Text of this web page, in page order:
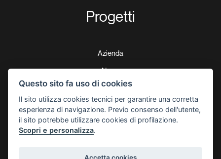
Progetti
Azienda
News
Download
Certificazioni
Garanzia di 5 anni
Questo sito fa uso di cookies
Il sito utilizza cookies tecnici per garantire una corretta
esperienza di navigazione. Previo consenso dell'utente,
il sito potrebbe utilizzare cookies di profilazione.
Scopri e personalizza.